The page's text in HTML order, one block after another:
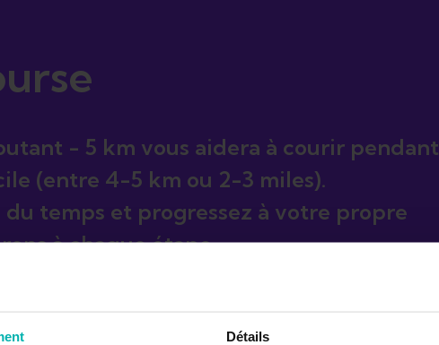
Détails
- 5 km vous aidera à courir pendant
(entre 4-5 km ou 2-3 miles).
temps et progressez à votre propre
à chaque étape.